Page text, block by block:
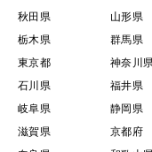
秋田県
山形県
栃木県
群馬県
東京都
神奈川県
石川県
福井県
岐阜県
静岡県
滋賀県
京都府